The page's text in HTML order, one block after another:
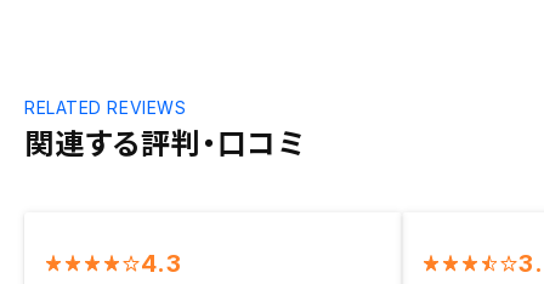
関連する評判・口コミ
RELATED REVIEWS
4.3